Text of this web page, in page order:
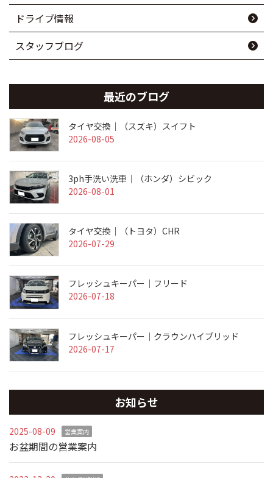
ドライブ情報
スタッフブログ
最近のブログ
タイヤ交換｜（スズキ）スイフト
2026-08-05
3ph手洗い洗車｜（ホンダ）シビック
2026-08-01
タイヤ交換｜（トヨタ）CHR
2026-07-29
フレッシュキーパー｜フリード
2026-07-18
フレッシュキーパー｜クラウンハイブリッド
2026-07-17
お知らせ
2025-08-09 営業案内
お盆期間の営業案内